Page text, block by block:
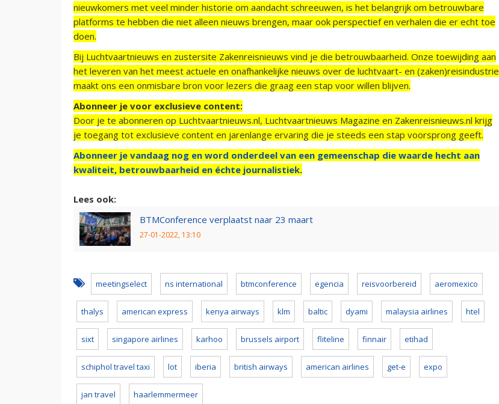
nieuwkomers met veel minder historie om aandacht schreeuwen, is het belangrijk om betrouwbare
platforms te hebben die niet alleen nieuws brengen, maar ook perspectief en verhalen die er echt toe
doen.
Bij Luchtvaartnieuws en zustersite Zakenreisnieuws vind je die betrouwbaarheid. Onze toewijding aan
het leveren van het meest actuele en onafhankelijke nieuws over de luchtvaart- en (zaken)reisindustrie
maakt ons een onmisbare bron voor lezers die graag een stap voor willen blijven.
Abonneer je voor exclusieve content:
Door je te abonneren op Luchtvaartnieuws.nl, Luchtvaartnieuws Magazine en Zakenreisnieuws.nl krijg
je toegang tot exclusieve content en jarenlange ervaring die je steeds een stap voorsprong geeft.
Abonneer je vandaag nog en word onderdeel van een gemeenschap die waarde hecht aan
kwaliteit, betrouwbaarheid en échte journalistiek.
Lees ook:
BTMConference verplaatst naar 23 maart
27-01-2022, 13:10
meetingselect ns international btmconference egencia reisvoorbereid aeromexico
thalys american express kenya airways klm baltic dyami malaysia airlines htel
sixt singapore airlines karhoo brussels airport fliteline finnair etihad
schiphol travel taxi lot iberia british airways american airlines get-e expo
jan travel haarlemmermeer